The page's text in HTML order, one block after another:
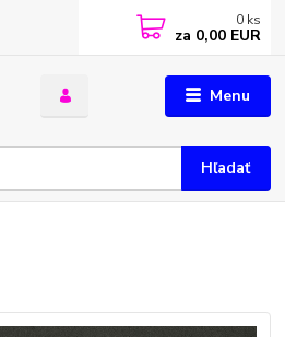
Menu
Hľadať
0 ks
za 0,00 EUR